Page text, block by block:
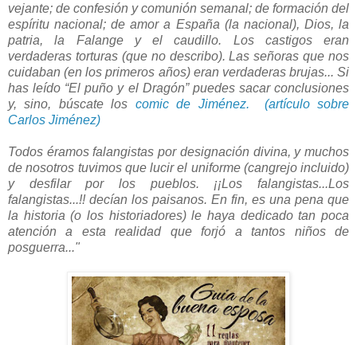
vejante; de confesión y comunión semanal; de formación del
espíritu nacional; de amor a España (la nacional), Dios, la
patria, la Falange y el caudillo. Los castigos eran
verdaderas torturas (que no describo). Las señoras que nos
cuidaban (en los primeros años) eran verdaderas brujas... Si
has leído “El puño y el Dragón” puedes sacar conclusiones
y, sino, búscate los comic de Jiménez.
(artículo sobre
Carlos Jiménez)
Todos éramos falangistas por designación divina, y muchos
de nosotros tuvimos que lucir el uniforme (cangrejo incluido)
y desfilar por los pueblos. ¡¡Los falangistas...Los
falangistas...!! decían los paisanos. En fin, es una pena que
la historia (o los historiadores) le haya dedicado tan poca
atención a esta realidad que forjó a tantos niños de
posguerra..."